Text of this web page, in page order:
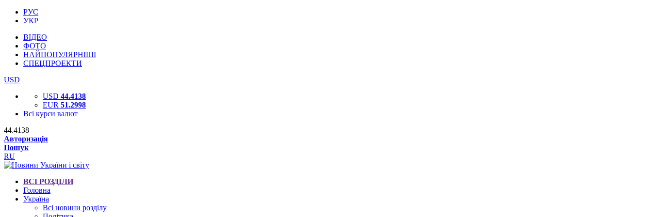
РУС
УКР
ВІДЕО
ФОТО
НАЙПОПУЛЯРНІШІ
СПЕЦПРОЕКТИ
USD
USD 44.4138
EUR 51.2998
Всі курси валют
44.4138
Авторизація
Пошук
RU
ВСІ РОЗДІЛИ
Головна
Україна
Всі новини розділу